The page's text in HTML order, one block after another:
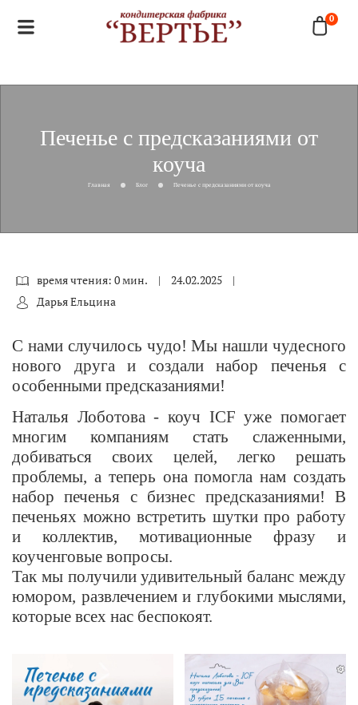
0
Печенье с предсказаниями от
коуча
Главная Блог Печенье с предсказаниями от коуча
время чтения: 0 мин. | 24.02.2025
|
Дарья Ельцина
С нами случилось чудо! Мы нашли чудесного
нового друга и создали набор печенья с
особенными предсказаниями!
Наталья Лоботова - коуч ICF уже помогает
многим компаниям стать слаженными,
добиваться своих целей, легко решать
проблемы, а теперь она помогла нам создать
набор печенья с бизнес предсказаниями! В
печеньях можно встретить шутки про работу
и коллектив, мотивационные фразу и
коученговые вопросы.
Так мы получили удивительный баланс между
юмором, развлечением и глубокими мыслями,
которые всех нас беспокоят.